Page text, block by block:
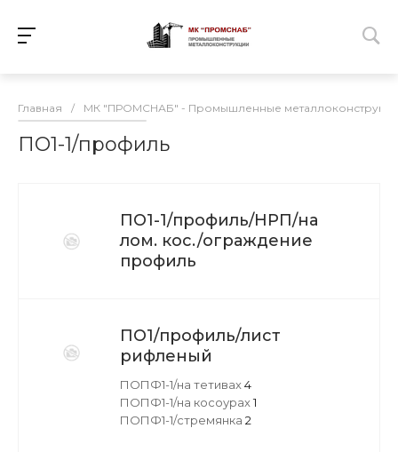
Главная / МК "ПРОМСНАБ" - Промышленные
ПО1-1/профиль
ПО1-1/профиль/НРП/на
лом. кос./ограждение
профиль
ПО1/профиль/лист
рифленый
ПОПФ1-1/на тетивах4
ПОПФ1-1/на косоурах1
ПОПФ1-1/стремянка 2